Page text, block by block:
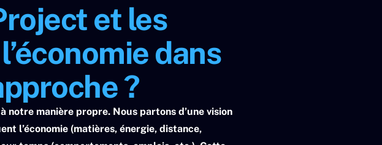
et les
dans
?
notre manière propre. Nous partons d’une vision
l’économie (matières, énergie, distance,